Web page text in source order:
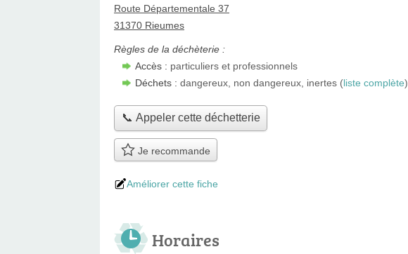
Route Départementale 37
31370 Rieumes
Règles de la déchèterie :
Accès : particuliers et professionnels
Déchets : dangereux, non dangereux, inertes (liste complète)
📞 Appeler cette déchetterie
Je recommande
Améliorer cette fiche
Horaires